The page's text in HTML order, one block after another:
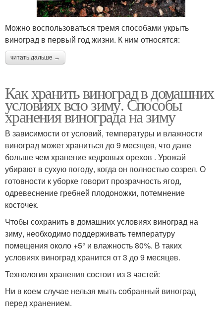
Можно воспользоваться тремя способами укрыть
виноград в первый год жизни. К ним относятся:
читать дальше →
Как хранить виноград в домашних
условиях всю зиму. Способы
хранения винограда на зиму
В зависимости от условий, температуры и влажности
виноград может храниться до 9 месяцев, что даже
больше чем хранение кедровых орехов . Урожай
убирают в сухую погоду, когда он полностью созрел. О
готовности к уборке говорит прозрачность ягод,
одревеснение гребней плодоножки, потемнение
косточек.
Чтобы сохранить в домашних условиях виноград на
зиму, необходимо поддерживать температуру
помещения около +5° и влажность 80%. В таких
условиях виноград хранится от 3 до 9 месяцев.
Технология хранения состоит из 3 частей:
Ни в коем случае нельзя мыть собранный виноград
перед хранением.